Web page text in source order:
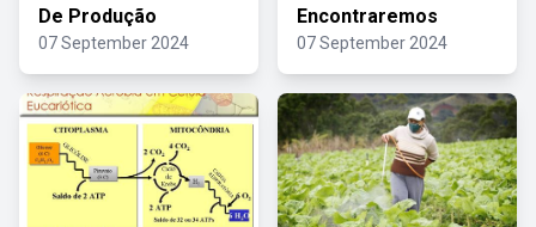
De Produção
07 September 2024
Encontraremos
07 September 2024